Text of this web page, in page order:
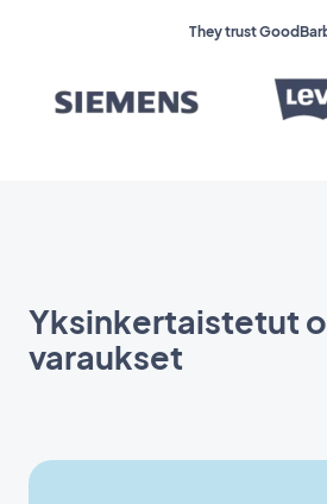
They trust
Yksinkertaistetut
varaukset